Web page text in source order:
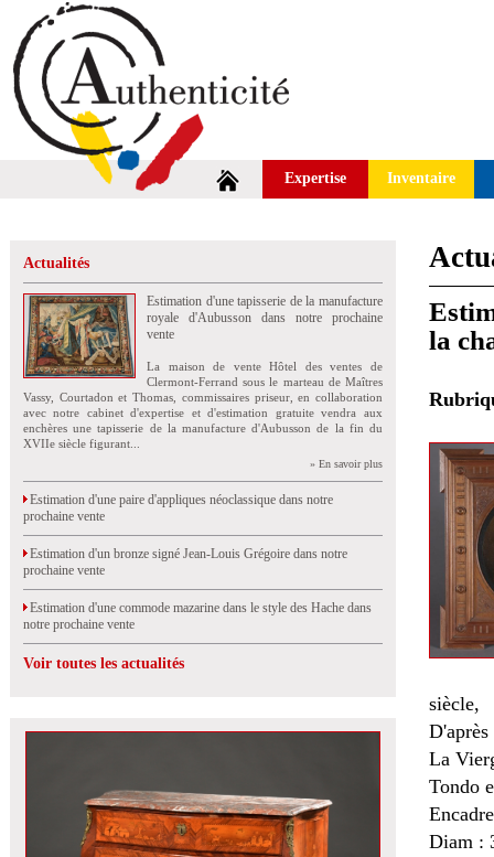
Expertise Inventaire
Actualités
Estimation d'une tapisserie de la manufacture
royale d'Aubusson dans notre prochaine
vente
La maison de vente Hôtel des ventes de
Clermont-Ferrand sous le marteau de Maîtres
Vassy, Courtadon et Thomas, commissaires priseur, en collaboration
avec notre cabinet d'expertise et d'estimation gratuite vendra aux
enchères une tapisserie de la manufacture d'Aubusson de la fin du
XVIIe siècle figurant...
» En savoir plus
Estimation d'une paire d'appliques néoclassique dans notre
prochaine vente
Estimation d'un bronze signé Jean-Louis Grégoire dans notre
prochaine vente
Estimation d'une commode mazarine dans le style des Hache dans
notre prochaine vente
Voir toutes les actualités
la
siècle,
La
Tondo
Diam :